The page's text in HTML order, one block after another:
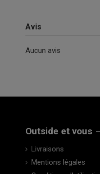
Avis
Aucun avis
Outside et vous
Livraisons
Mentions légales